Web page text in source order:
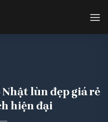
Nhật lùn đẹp giá rẻ
hiện đại